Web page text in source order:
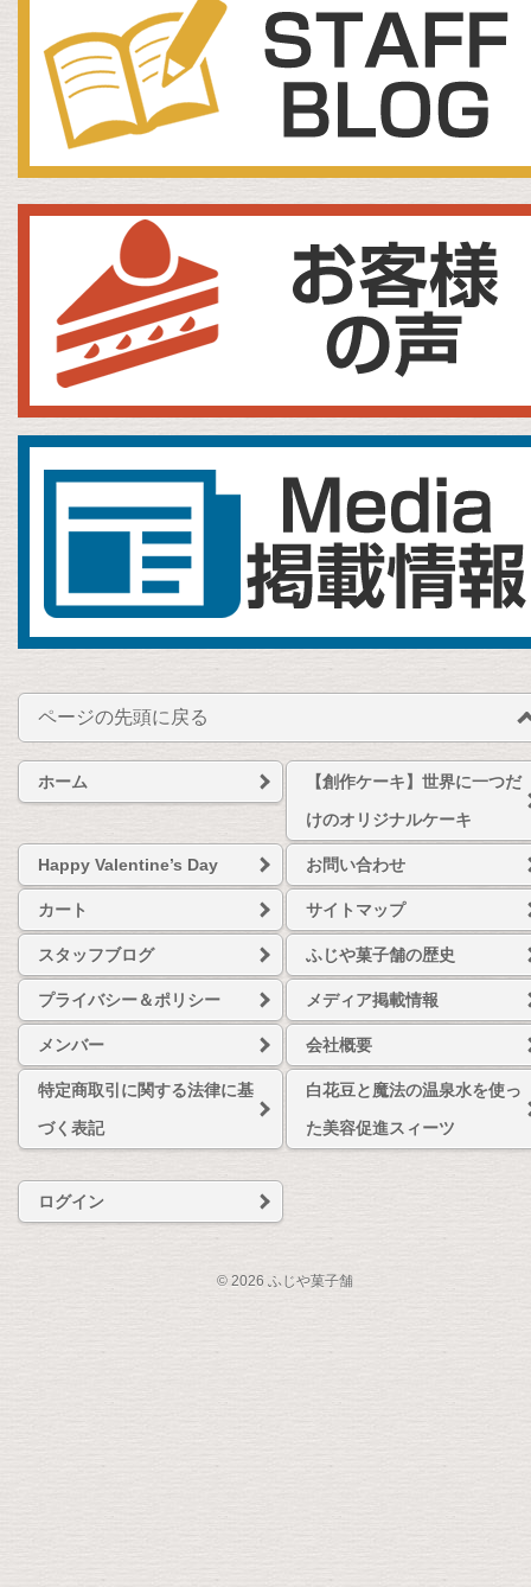
ページの先頭に戻る
ホーム
【創作ケーキ】世界に一つだ
けのオリジナルケーキ
Happy Valentine’s Day お問い合わせ
カート サイトマップ
スタッフブログ ふじや菓子舗の歴史
プライバシー＆ポリシー メディア掲載情報
メンバー 会社概要
特定商取引に関する法律に基
づく表記
白花豆と魔法の温泉水を使っ
た美容促進スィーツ
ログイン
© 2026 ふじや菓子舗